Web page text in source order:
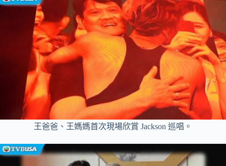
王爸爸、王媽媽首次現場欣賞 Jackson 巡唱。